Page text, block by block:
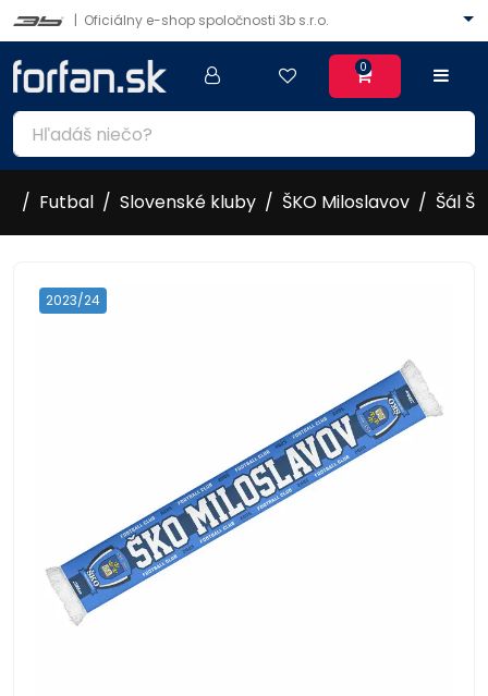
| Oficiálny e-shop spoločnosti 3b s.r.o.
0
Futbal Slovenské kluby ŠKO Miloslavov Šál
2023/24